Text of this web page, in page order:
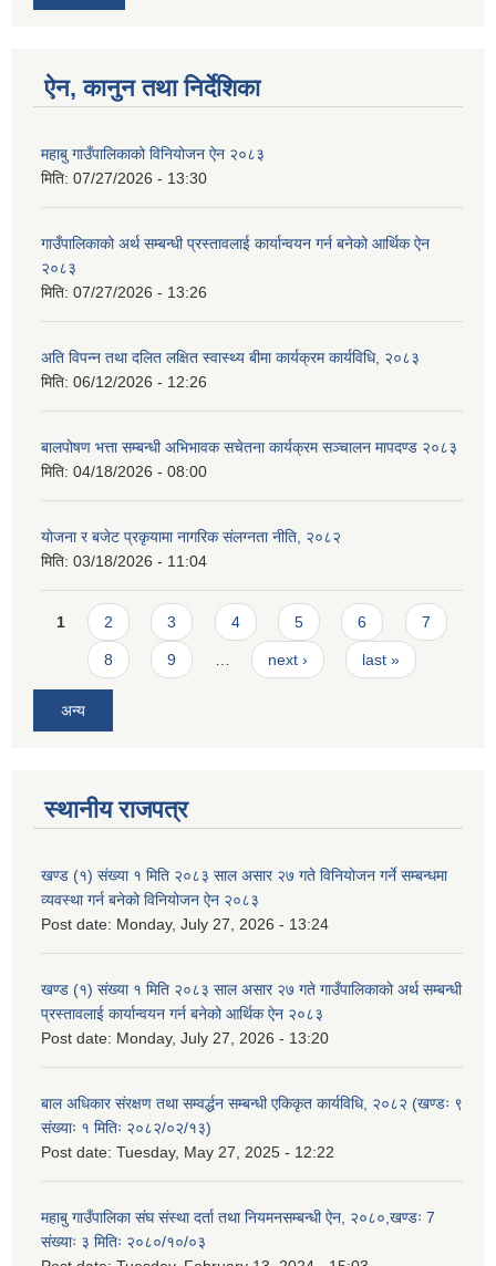
ऐन, कानुन तथा निर्देशिका
महाबु गाउँपालिकाको विनियोजन ऐन २०८३
मिति: 07/27/2026 - 13:30
गाउँपालिकाको अर्थ सम्बन्धी प्रस्तावलाई कार्यान्वयन गर्न बनेको आर्थिक ऐन
२०८३
मिति: 07/27/2026 - 13:26
अति विपन्न तथा दलित लक्षित स्वास्थ्य बीमा कार्यक्रम कार्यविधि, २०८३
मिति: 06/12/2026 - 12:26
बालपोषण भत्ता सम्बन्धी अभिभावक सचेतना कार्यक्रम सञ्चालन मापदण्ड २०८३
मिति: 04/18/2026 - 08:00
योजना र बजेट प्रकृयामा नागरिक संलग्नता नीति, २०८२
मिति: 03/18/2026 - 11:04
Pages
1 2 3 4 5 6 7
8 9 next › last »
अन्य
स्थानीय राजपत्र
खण्ड (१) संख्या १ मिति २०८३ साल असार २७ गते विनियोजन गर्ने सम्बन्धमा
व्यवस्था गर्न बनेको विनियोजन ऐन २०८३
Post date: Monday, July 27, 2026 - 13:24
खण्ड (१) संख्या १ मिति २०८३ साल असार २७ गते गाउँपालिकाको अर्थ सम्बन्धी
प्रस्तावलाई कार्यान्वयन गर्न बनेको आर्थिक ऐन २०८३
Post date: Monday, July 27, 2026 - 13:20
बाल अधिकार संरक्षण तथा सम्वर्द्धन सम्बन्धी एकिकृत कार्यविधि, २०८२ (खण्डः ९
संख्याः १ मितिः २०८२/०२/१३)
Post date: Tuesday, May 27, 2025 - 12:22
महाबु गाउँपालिका संघ संस्था दर्ता तथा नियमनसम्बन्धी ऐन, २०८०,खण्डः 7
संख्याः ३ मितिः २०८०/१०/०३